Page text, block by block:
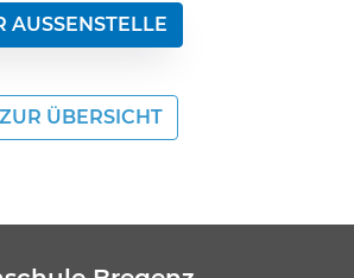
AUSSENSTELLE
ÜBERSICHT